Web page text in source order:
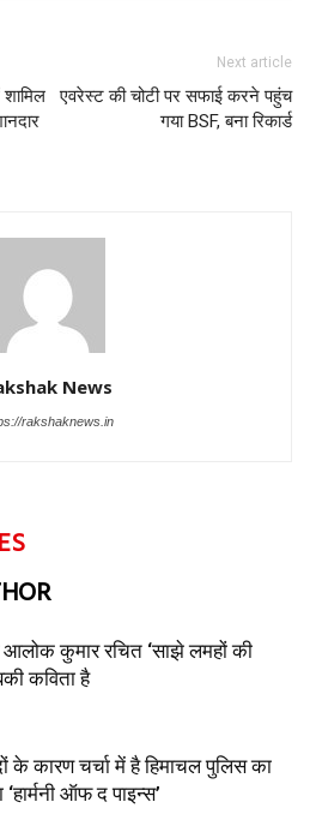
Next article
एवरेस्ट की चोटी पर सफाई करने पहुंच
गया BSF, बना रिकार्ड
News
rakshaknews.in
कुमार रचित ‘साझे लमहों की
कविता है
के कारण चर्चा में है हिमाचल पुलिस का
ऑफ द पाइन्स’